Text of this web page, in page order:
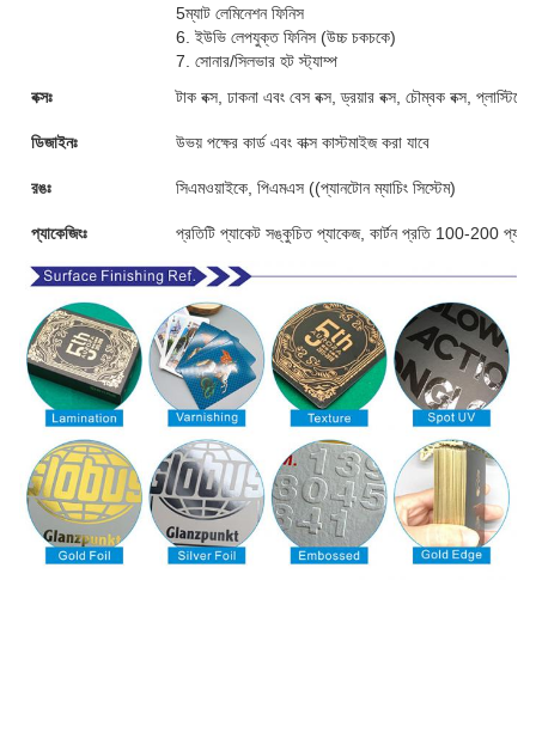
5ম্যাট লেমিনেশন ফিনিস
6. ইউভি লেপযুক্ত ফিনিস (উচ্চ চকচকে)
7. সোনার/সিলভার হট স্ট্যাম্প
বক্সঃ
টাক বক্স, ঢাকনা এবং বেস বক্স, ড্রয়ার বক্স, চৌম্বক বক্স,
ডিজাইনঃ উভয় পক্ষের কার্ড এবং বাক্স কাস্টমাইজ করা যাবে
রঙঃ সিএমওয়াইকে, পিএমএস ((প্যানটোন ম্যাচিং সিস্টেম)
প্যাকেজিংঃ প্রতিটি প্যাকেট সঙ্কুচিত প্যাকেজ, কার্টন প্রতি 100-200